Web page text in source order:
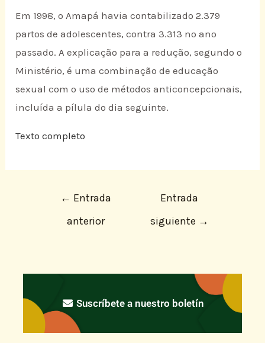
Em 1998, o Amapá havia contabilizado 2.379
partos de adolescentes, contra 3.313 no ano
passado. A explicação para a redução, segundo o
Ministério, é uma combinação de educação
sexual com o uso de métodos anticoncepcionais,
incluída a pílula do dia seguinte.
Texto completo
← Entrada
anterior
Entrada
siguiente →
Suscríbete a nuestro boletín